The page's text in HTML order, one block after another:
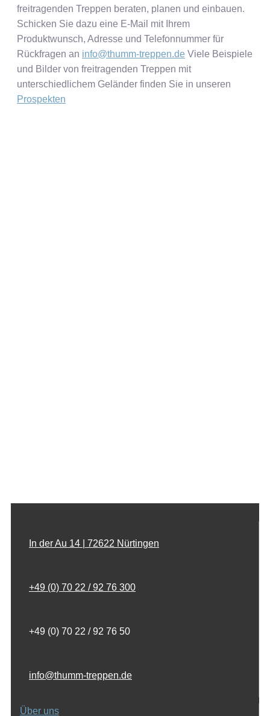
freitragenden Treppen beraten, planen und einbauen.
Schicken Sie dazu eine E-Mail mit Ihrem
Produktwunsch, Adresse und Telefonnummer für
Rückfragen an info@thumm-treppen.de Viele Beispiele
und Bilder von freitragenden Treppen mit
unterschiedlichem Geländer finden Sie in unseren
Prospekten
In der Au 14 | 72622 Nürtingen
+49 (0) 70 22 / 92 76 300
+49 (0) 70 22 / 92 76 50
info@thumm-treppen.de
Über uns